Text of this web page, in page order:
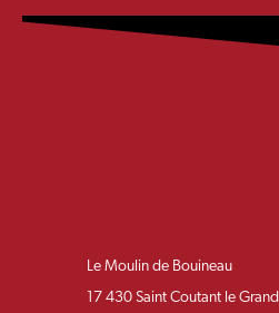
Le Moulin de Bouineau
17 430 Saint Coutant le Grand